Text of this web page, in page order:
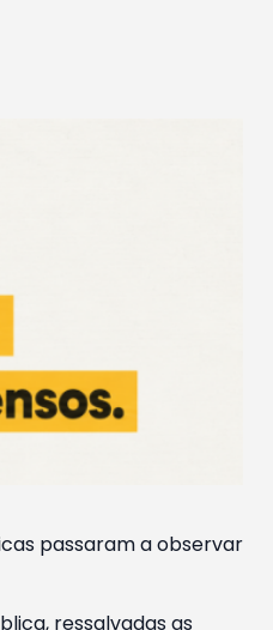
passaram a observar
ressalvadas as